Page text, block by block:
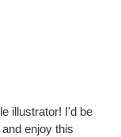
illustrator! I'd be
enjoy this